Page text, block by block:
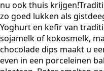
nu ook thuis
zo goed lukken als
Yoghurt en kefir van
sojamelk of kokosmelk,
chocolade dips maakt u
even in een porceleinen